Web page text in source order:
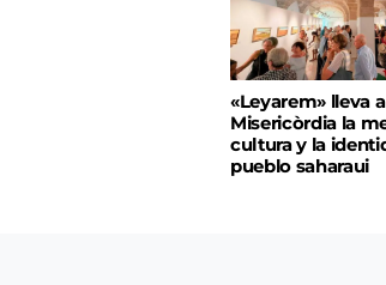
«Leyarem» lleva
Misericòrdia la
cultura y la
pueblo saharaui